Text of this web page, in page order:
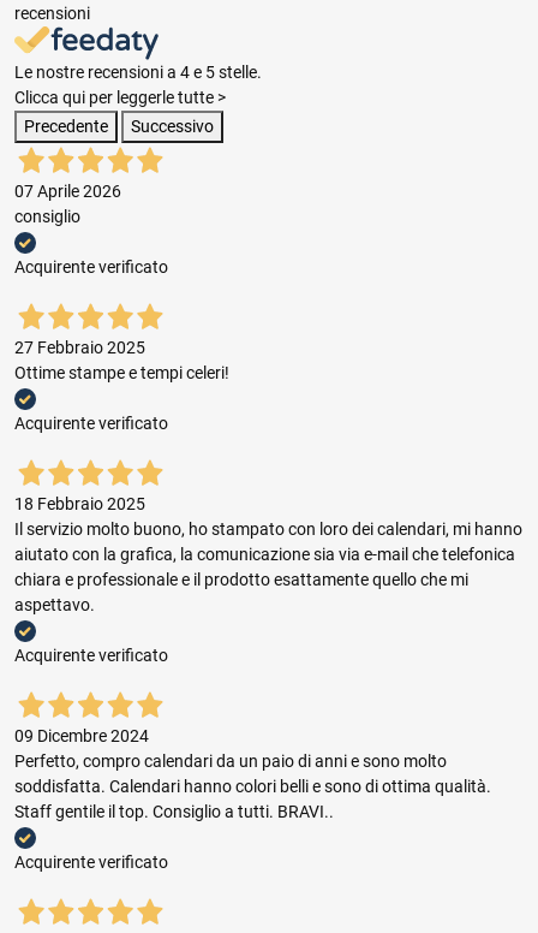
recensioni
Le nostre recensioni a 4 e 5 stelle.
Clicca qui per leggerle tutte >
Precedente
Successivo
07 Aprile 2026
consiglio
Acquirente verificato
27 Febbraio 2025
Ottime stampe e tempi celeri!
Acquirente verificato
18 Febbraio 2025
Il servizio molto buono, ho stampato con loro dei calendari, mi hanno
aiutato con la grafica, la comunicazione sia via e-mail che telefonica
chiara e professionale e il prodotto esattamente quello che mi
aspettavo.
Acquirente verificato
09 Dicembre 2024
Perfetto, compro calendari da un paio di anni e sono molto
soddisfatta. Calendari hanno colori belli e sono di ottima qualità.
Staff gentile il top. Consiglio a tutti. BRAVI..
Acquirente verificato